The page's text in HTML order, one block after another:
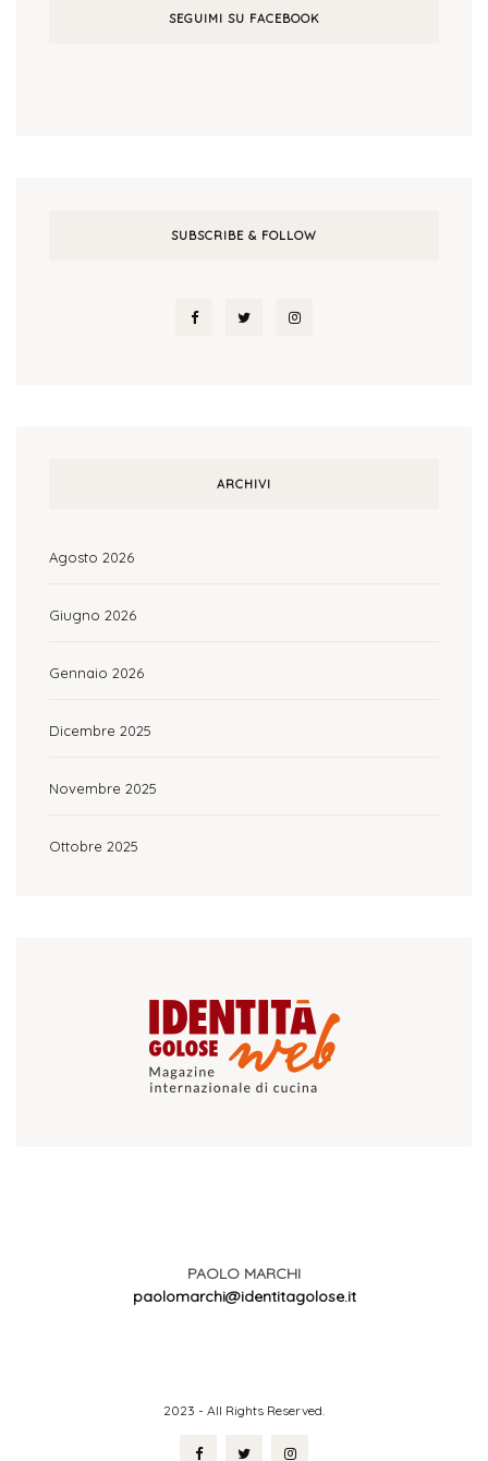
SEGUIMI SU FACEBOOK
SUBSCRIBE & FOLLOW
ARCHIVI
Agosto 2026
Giugno 2026
Gennaio 2026
Dicembre 2025
Novembre 2025
Ottobre 2025
PAOLO MARCHI
paolomarchi@identitagolose.it
2023 - All Rights Reserved.